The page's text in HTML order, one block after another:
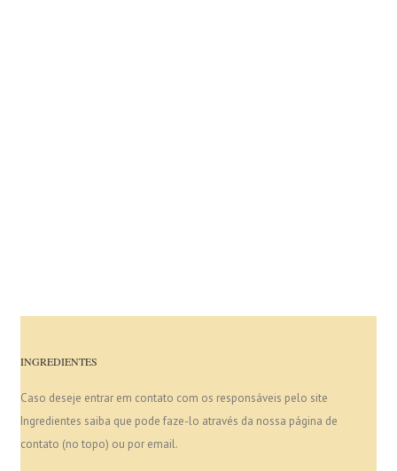
INGREDIENTES
Caso deseje entrar em contato com os responsáveis pelo site
Ingredientes saiba que pode faze-lo através da nossa página de
contato (no topo) ou por email.